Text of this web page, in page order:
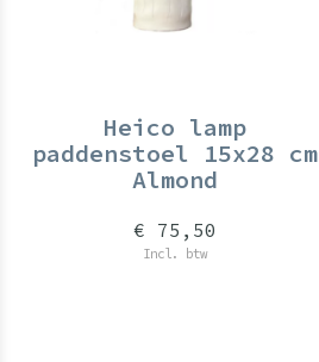
Heico lamp
paddenstoel 15x28 cm
Almond
€ 75,50
Incl. btw